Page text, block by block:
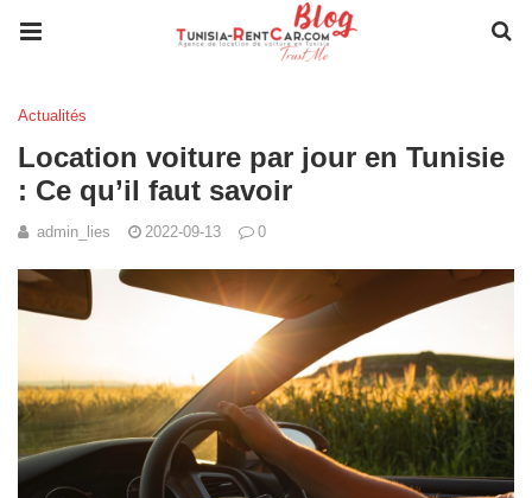
Actualités
Location voiture par jour en Tunisie
: Ce qu’il faut savoir
admin_lies 2022-09-13 0